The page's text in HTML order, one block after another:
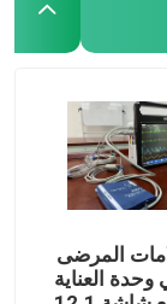
المرضى
وحدة العناية